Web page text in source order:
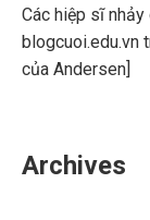
Các hiệp sĩ
blogcuoi.edu.vn
của Andersen]
Archives